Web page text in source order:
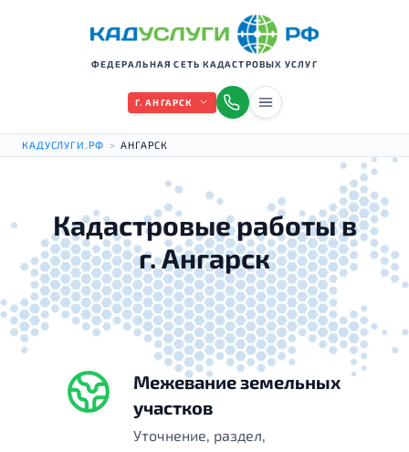
ФЕДЕРАЛЬНАЯ СЕТЬ КАДАСТРОВЫХ УСЛУГ
Г. АНГАРСК
КАДУСЛУГИ.РФ > АНГАРСК
Кадастровые работы в
г. Ангарск
Межевание земельных
участков
Уточнение, раздел,